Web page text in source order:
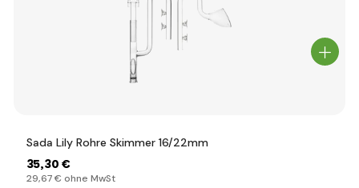
Sada Lily Rohre Skimmer 16/22mm
35,30 €
29,67 € ohne MwSt